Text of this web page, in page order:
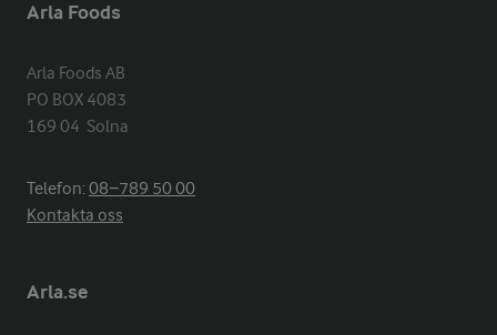
Arla Foods
Arla Foods AB
PO BOX 4083
169 04  Solna
Telefon:08−789 50 00
Kontakta oss
Arla.se